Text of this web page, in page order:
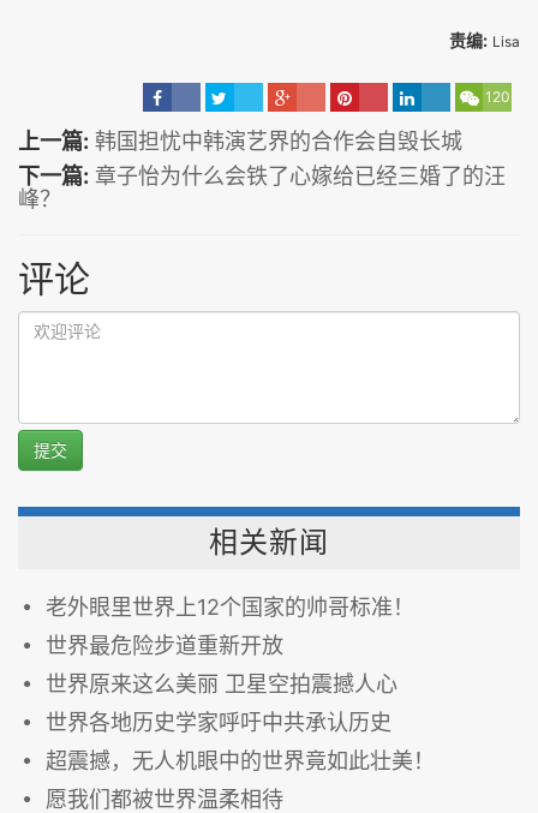
责编: Lisa
120
上一篇: 韩国担忧中韩演艺界的合作会自毁长城
下一篇: 章子怡为什么会铁了心嫁给已经三婚了的汪
峰？
评论
提交
相关新闻
老外眼里世界上12个国家的帅哥标准！
世界最危险步道重新开放
世界原来这么美丽 卫星空拍震撼人心
世界各地历史学家呼吁中共承认历史
超震撼，无人机眼中的世界竟如此壮美！
愿我们都被世界温柔相待